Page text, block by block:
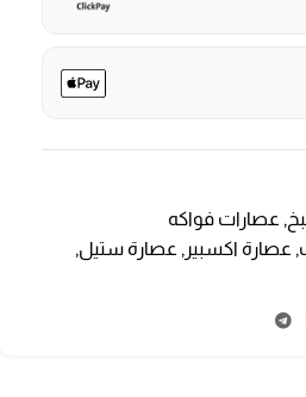
, عصارات فواكه
, عصارة اكسبير , عصارة ستيل,